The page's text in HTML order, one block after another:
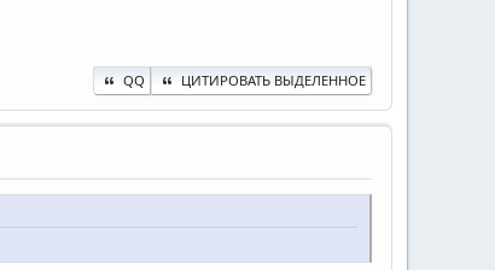
QQ ЦИТИРОВАТЬ ВЫДЕЛЕННОЕ